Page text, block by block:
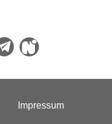
Impressum